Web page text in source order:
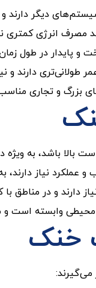
دیگر دارند
مصرف انرژی
و پایدار در طول
دارند و
و تجاری مناسب
باشد، به ویژه
نیاز دارند،
دارند و در مناطق
وابسته است
خنک
می‌گیرند: